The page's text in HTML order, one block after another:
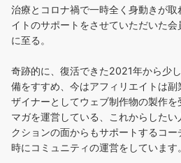
治療とコロナ禍で一時全く身動きが
イトのサポートをさせていただいた
に至る。
奇跡的に、復活できた2021年から少
備をすすめ、今はアフィリエイトは
ザイナーとしてウェブ制作物の製作
マガを運営している、これからした
クションの面からもサポートするコ
時にコミュニティの運営をしています。